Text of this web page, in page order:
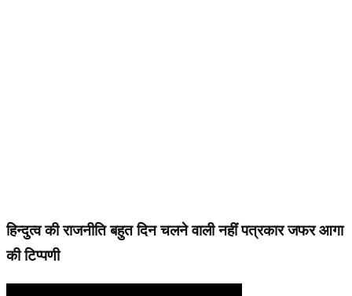
हिन्दुत्व की राजनीति बहुत दिन चलने वाली नहीं पत्रकार जफर आगा
की टिप्पणी